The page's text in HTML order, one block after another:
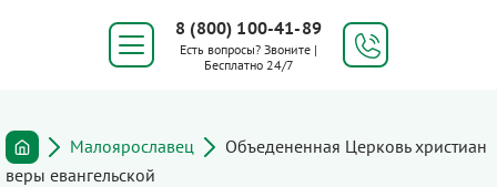
8 (800) 100-41-89
Есть вопросы? Звоните |
Бесплатно 24/7
Малоярославец
Объедененная Церковь христиан
веры евангельской